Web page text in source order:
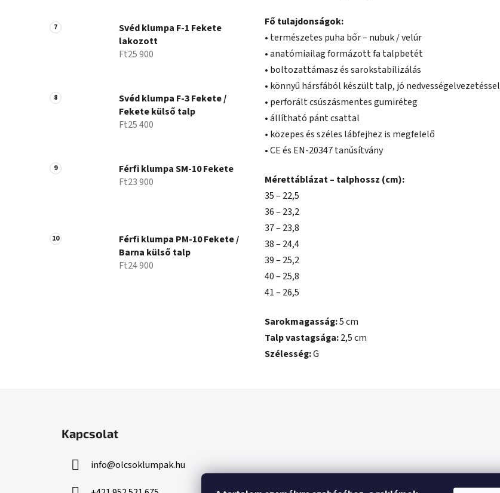
Svéd klumpa F-1 Fekete
lakozott
Ft25 900
Svéd klumpa F-3 Fekete /
Fekete külső talp
Ft25 400
Férfi klumpa SM-10 Fekete
Ft23 900
Férfi klumpa PM-10 Fekete /
Barna külső talp
Ft24 900
Fő tulajdonságok:
• természetes puha bőr – nubuk / velúr
• anatómiailag formázott fa talpbetét
• boltozattámasz és sarokstabilizálás
• könnyű hársfából készült talp, jó nedvességelvezetéssel
• perforált csúszásmentes gumiréteg
• állítható pánt csattal
• közepes és széles lábfejhez is megfelelő
• CE és EN-20347 tanúsítvány
Mérettáblázat – talphossz (cm):
35 – 22,5
36 – 23,2
37 – 23,8
38 – 24,4
39 – 25,2
40 – 25,8
41 – 26,5
Sarokmagasság:5 cm
Talp vastagsága:2,5 cm
Szélesség:G
Kapcsolat
info@olcsoklumpak.hu